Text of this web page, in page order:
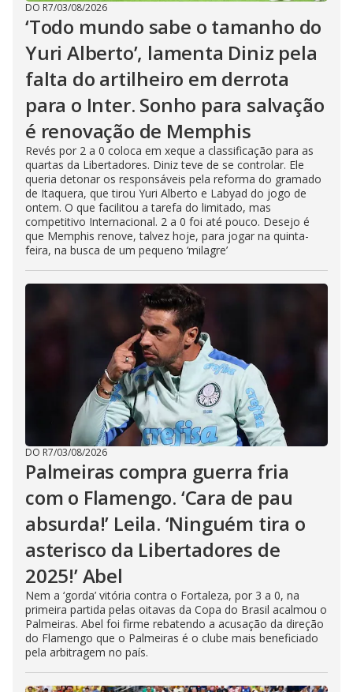
DO R7/03/08/2026
‘Todo mundo sabe o tamanho do
Yuri Alberto’, lamenta Diniz pela
falta do artilheiro em derrota
para o Inter. Sonho para salvação
é renovação de Memphis
Revés por 2 a 0 coloca em xeque a classificação para as
quartas da Libertadores. Diniz teve de se controlar. Ele
queria detonar os responsáveis pela reforma do gramado
de Itaquera, que tirou Yuri Alberto e Labyad do jogo de
ontem. O que facilitou a tarefa do limitado, mas
competitivo Internacional. 2 a 0 foi até pouco. Desejo é
que Memphis renove, talvez hoje, para jogar na quinta-
feira, na busca de um pequeno ‘milagre’
DO R7/03/08/2026
Palmeiras compra guerra fria
com o Flamengo. ‘Cara de pau
absurda!’ Leila. ‘Ninguém tira o
asterisco da Libertadores de
2025!’ Abel
Nem a ‘gorda’ vitória contra o Fortaleza, por 3 a 0, na
primeira partida pelas oitavas da Copa do Brasil acalmou o
Palmeiras. Abel foi firme rebatendo a acusação da direção
do Flamengo que o Palmeiras é o clube mais beneficiado
pela arbitragem no país.